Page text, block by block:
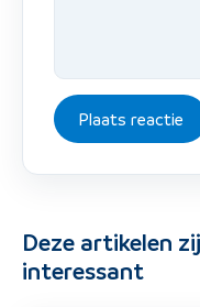
Plaats reactie
Deze artikelen
interessant